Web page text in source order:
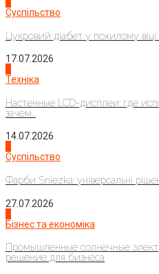
Суспільство
Цукровий діабет у похилому віці:
17.07.2026
Техніка
Настенные LCD-дисплеи: где
зачем...
14.07.2026
Суспільство
Фарби Sniezka: універсальні
27.07.2026
Бізнес та економіка
Промышленные солнечные
решение для бизнеса